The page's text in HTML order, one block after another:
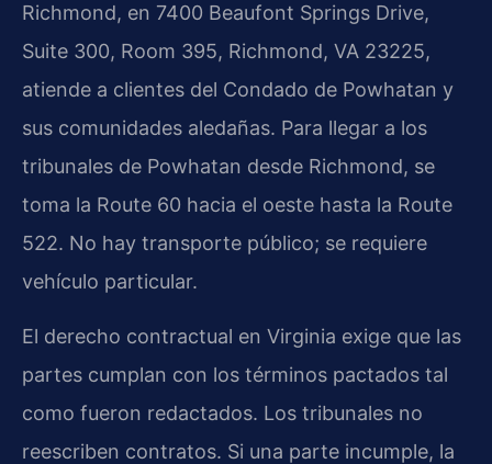
Richmond, en 7400 Beaufont Springs Drive,
Suite 300, Room 395, Richmond, VA 23225,
atiende a clientes del Condado de Powhatan y
sus comunidades aledañas. Para llegar a los
tribunales de Powhatan desde Richmond, se
toma la Route 60 hacia el oeste hasta la Route
522. No hay transporte público; se requiere
vehículo particular.
El derecho contractual en Virginia exige que las
partes cumplan con los términos pactados tal
como fueron redactados. Los tribunales no
reescriben contratos. Si una parte incumple, la